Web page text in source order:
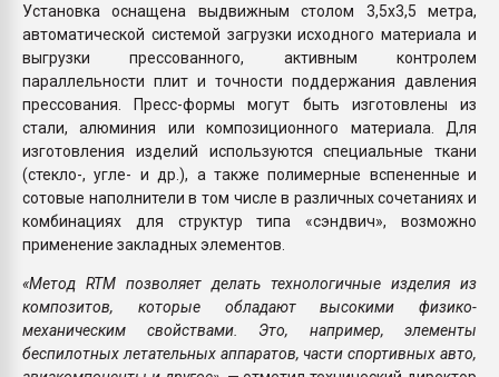
Установка оснащена выдвижным столом 3,5x3,5 метра,
автоматической системой загрузки исходного материала и
выгрузки прессованного, активным контролем
параллельности плит и точности поддержания давления
прессования. Пресс-формы могут быть изготовлены из
стали, алюминия или композиционного материала. Для
изготовления изделий используются специальные ткани
(стекло-, угле- и др.), а также полимерные вспененные и
сотовые наполнители в том числе в различных сочетаниях и
комбинациях для структур типа «сэндвич», возможно
применение закладных элементов.
«Метод RTM позволяет делать технологичные изделия из
композитов, которые обладают высокими физико-
механическим свойствами. Это, например, элементы
беспилотных летательных аппаратов, части спортивных авто,